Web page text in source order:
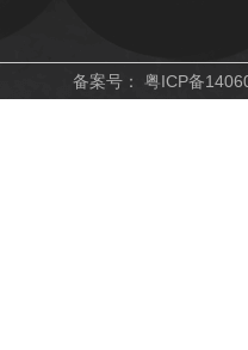
备案号： 粤ICP备